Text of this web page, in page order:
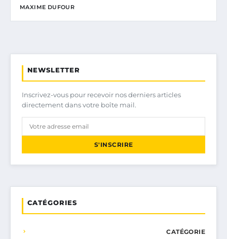
MAXIME DUFOUR
NEWSLETTER
Inscrivez-vous pour recevoir nos derniers articles
directement dans votre boîte mail.
S'INSCRIRE
CATÉGORIES
CATÉGORIE